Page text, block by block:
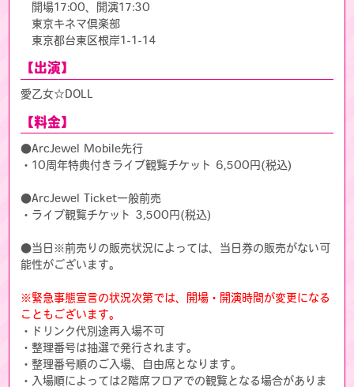
開場17:00、開演17:30
東京キネマ倶楽部
東京都台東区根岸1-1-14
【出演】
愛乙女☆DOLL
【料金】
●ArcJewel Mobile先行
・10周年特典付きライブ観覧チケット 6,500円(税込)
●ArcJewel Ticket一般前売
・ライブ観覧チケット 3,500円(税込)
●当日※前売りの販売状況によっては、当日券の販売がない可
能性がございます。
※緊急事態宣言の状況次第では、開場・開演時間が変更になる
こともございます。
・ドリンク代別途再入場不可
・整理番号は抽選で発行されます。
・整理番号順のご入場、自由席となります。
・入場順によっては2階席フロアでの観覧となる場合がありま